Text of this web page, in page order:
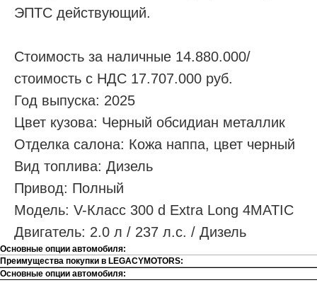
ЭПТС действующий.
Стоимость за наличные 14.880.000/
стоимость с НДС 17.707.000 руб.
Год выпуска: 2025
Цвет кузова: Черный обсидиан металлик
Отделка салона: Кожа наппа, цвет черный
Вид топлива: Дизель
Привод: Полный
Модель: V-Класс 300 d Extra Long 4MATIC
Двигатель: 2.0 л / 237 л.с. / Дизель
Основные опции автомобиля:
Преимущества покупки в LEGACYMOTORS:
Основные опции автомобиля: